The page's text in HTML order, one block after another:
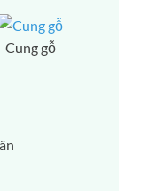
Cung gỗ